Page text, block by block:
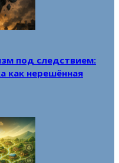
под следствием:
как нерешённая